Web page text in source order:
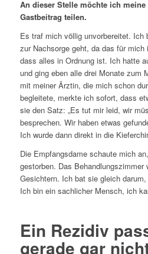
An dieser Stelle möchte ich
Gastbeitrag teilen.
Es traf mich völlig unvorbereitet. Ich
zur Nachsorge geht, da das für
dass alles in Ordnung ist. Ich hatte
und ging eben alle drei Monate zum
mit meiner Ärztin, die mich schon
begleitete, merkte ich sofort, dass
sie den Satz: „Es tut mir leid, wir
besprechen. Wir haben etwas
Ich wurde dann direkt in die
Die Empfangsdame schaute mich
gestorben. Das
Gesichtern. Ich bat sie gleich
Ich bin ein sachlicher Mensch, ich
Ein Rezidiv
gerade gar